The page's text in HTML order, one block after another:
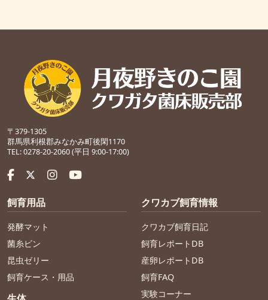
〒379-1305
群馬県利根郡みなかみ町後閑1170
TEL: 0278-20-2060 (平日 9:00-17:00)
飼育用品
発酵マット
菌糸ビン
昆虫ゼリー
飼育ケース・用品
クワカブ飼育情報
クワカブ飼育日記
飼育レポートDB
産卵レポートDB
飼育FAQ
実験コーナー